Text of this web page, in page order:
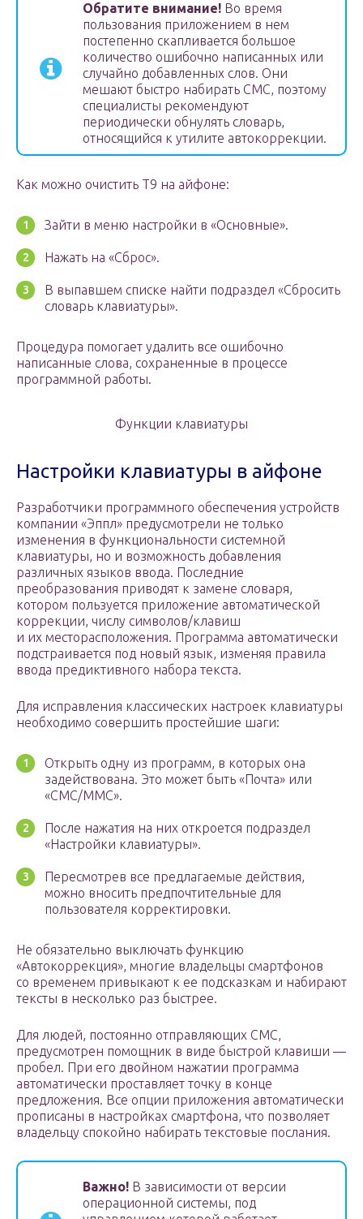
Обратите внимание! Во время
пользования приложением в нем
постепенно скапливается большое
количество ошибочно написанных или
случайно добавленных слов. Они
мешают быстро набирать СМС, поэтому
специалисты рекомендуют
периодически обнулять словарь,
относящийся к утилите автокоррекции.
Как можно очистить Т9 на айфоне:
Зайти в меню настройки в «Основные».
Нажать на «Сброс».
В выпавшем списке найти подраздел «Сбросить
словарь клавиатуры».
Процедура помогает удалить все ошибочно
написанные слова, сохраненные в процессе
программной работы.
Функции клавиатуры
Настройки клавиатуры в айфоне
Разработчики программного обеспечения устройств
компании «Эппл» предусмотрели не только
изменения в функциональности системной
клавиатуры, но и возможность добавления
различных языков ввода. Последние
преобразования приводят к замене словаря,
котором пользуется приложение автоматической
коррекции, числу символов/клавиш
и их месторасположения. Программа автоматически
подстраивается под новый язык, изменяя правила
ввода предиктивного набора текста.
Для исправления классических настроек клавиатуры
необходимо совершить простейшие шаги:
Открыть одну из программ, в которых она
задействована. Это может быть «Почта» или
«СМС/ММС».
После нажатия на них откроется подраздел
«Настройки клавиатуры».
Пересмотрев все предлагаемые действия,
можно вносить предпочтительные для
пользователя корректировки.
Не обязательно выключать функцию
«Автокоррекция», многие владельцы смартфонов
со временем привыкают к ее подсказкам и набирают
тексты в несколько раз быстрее.
Для людей, постоянно отправляющих СМС,
предусмотрен помощник в виде быстрой клавиши —
пробел. При его двойном нажатии программа
автоматически проставляет точку в конце
предложения. Все опции приложения автоматически
прописаны в настройках смартфона, что позволяет
владельцу спокойно набирать текстовые послания.
Важно! В зависимости от версии
операционной системы, под